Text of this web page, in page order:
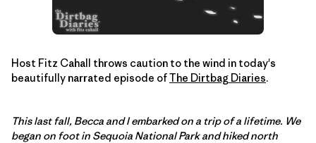
Host Fitz Cahall throws caution to the wind in today's
beautifully narrated episode ofThe Dirtbag Diaries.
This last fall, Becca and I embarked on a trip of a lifetime. We
began on foot in Sequoia National Park and hiked north